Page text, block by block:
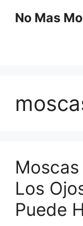
No Mas
Los
Puede